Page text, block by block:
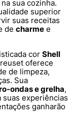
na sua cozinha.
superior
suas receitas
de charme e
cor Shell
oferece
de limpeza,
Sua
ondas e grelha,
suas experiências
ganharão